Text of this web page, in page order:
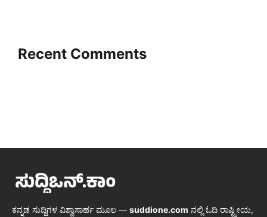
Recent Comments
ಕನ್ನಡ ಸುದ್ದಿಗಳ ವಿಶ್ವಾಸಾರ್ಹ ಮೂಲ — suddione.com ನಲ್ಲಿ ಓದಿ ರಾಷ್ಟ್ರೀಯ,